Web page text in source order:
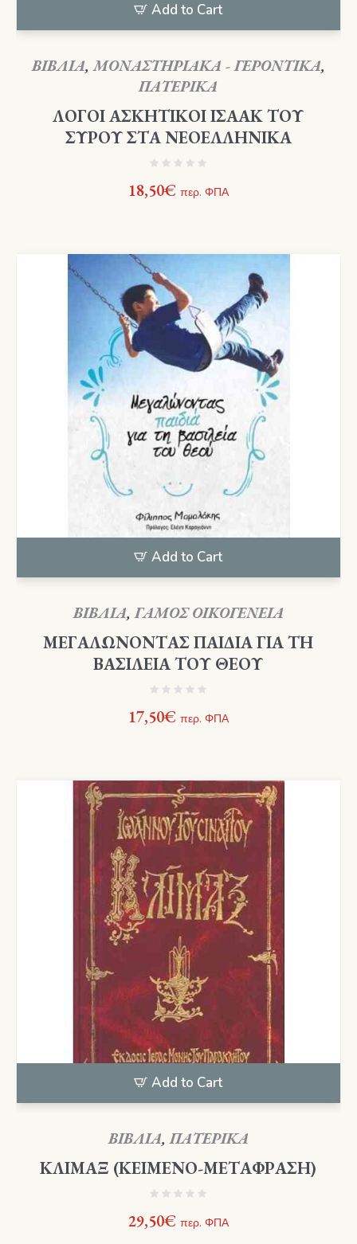
Add to Cart
ΒΙΒΛΙΑ,ΜΟΝΑΣΤΗΡΙΑΚΑ - ΓΕΡΟΝΤΙΚΑ,
ΠΑΤΕΡΙΚΑ
ΛΟΓΟΙ ΑΣΚΗΤΙΚΟΙ ΙΣΑΑΚ ΤΟΥ
ΣΥΡΟΥ ΣΤΑ ΝΕΟΕΛΛΗΝΙΚΑ
18,50€ περ. ΦΠΑ
Add to Cart
ΒΙΒΛΙΑ,ΓΑΜΟΣ ΟΙΚΟΓΕΝΕΙΑ
ΜΕΓΑΛΩΝΟΝΤΑΣ ΠΑΙΔΙΑ ΓΙΑ ΤΗ
ΒΑΣΙΛΕΙΑ ΤΟΥ ΘΕΟΥ
17,50€ περ. ΦΠΑ
Add to Cart
ΒΙΒΛΙΑ,ΠΑΤΕΡΙΚΑ
ΚΛΙΜΑΞ (ΚΕΙΜΕΝΟ-ΜΕΤΑΦΡΑΣΗ)
29,50€ περ. ΦΠΑ